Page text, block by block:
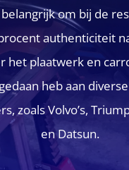
belangrijk om bij de
authenticiteit
het plaatwerk en
heb aan
zoals Volvo’s,
en Datsun.